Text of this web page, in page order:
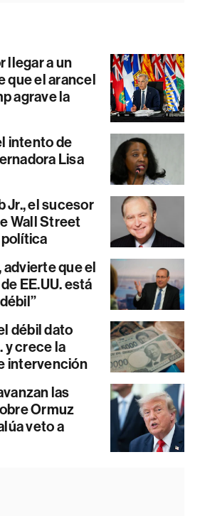
llegar a un
que el arancel
agrave la
intento de
Lisa
Jr., el sucesor
Wall Street
política
advierte que el
EE.UU. está
débil dato
y crece la
intervención
las
Ormuz
veto a